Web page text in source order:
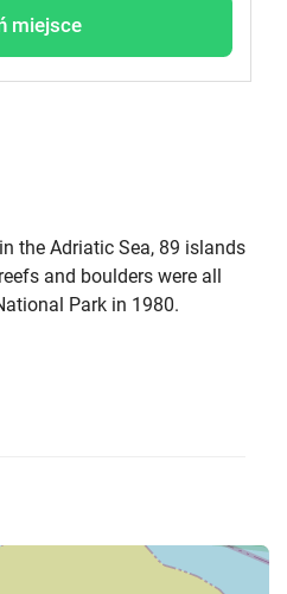
miejsce
the Adriatic Sea, 89 islands
and boulders were all
Park in 1980.